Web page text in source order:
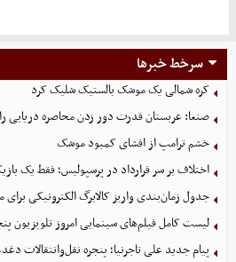
سرخط خبرها
کره شمالی یک موشک بالستیک شلیک کرد
صنعا: عربستان قدرت دور زدن محاصره دریایی
خشم ترامپ از افشای کمبود موشک
اختلاف بر سر قرارداد در پرسپولیس؛ فقط یک
جدول زمان‌بندی واریز کالابرگ الکترونیکی برای
لیست کامل فیلم‌های سینمایی امروز تلویزیون پنجشنبه 15
پیام جدید علی تاجرنیا؛ پنجره نقل‌وانتقالات